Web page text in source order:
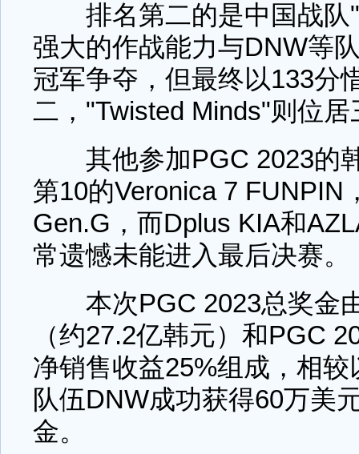
排名第二的是中国战队
强大的作战能力与DNW等
冠军争夺，但最终以133分
二，"Twisted Minds"则位居
其他参加PGC 2023的
第10的Veronica 7 FUNPIN
Gen.G，而Dplus KIA和
常遗憾未能进入最后决赛。
本次PGC 2023总奖金
（约27.2亿韩元）和PGC
净销售收益25%组成，相
队伍DNW成功获得60万美
金。